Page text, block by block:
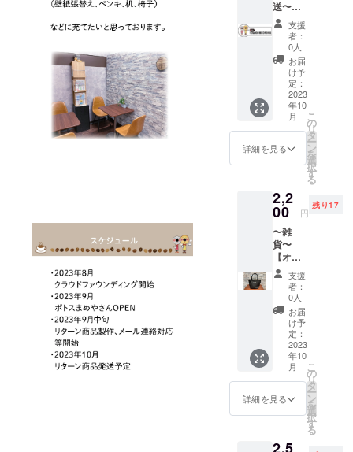
期限：
2023年
12月22
日(金)＞
承くだ
さいま
せ。 ※
賞味期
限（豆
の状
態）：
焙煎日
から未
開封で
3ヶ月、
開封後
1ヶ月ほ
ど（到
なるべ
く早め
にお飲
みいた
だきま
すよう
おすす
めしま
す。
ルや注
意書き
をご確
認くだ
さい。
※実際に
お届け
するリ
ターン
とパッ
ケージ
等のデ
ザイン
が異な
があり
ますの
で、あ
らかじ
めご了
承くだ
さいま
せ。 ※
賞味期
限（豆
の状
態）：
焙煎日
から未
開封で
3ヶ月、
開封後
1ヶ月ほ
ど（到
なるべ
りま
す。ご
了承く
ださい
ませ。
※原材料
等の食
品表示
はお届
け商品
ルに表
記され
商品開
封前に
は必ず
リター
ンに貼
付され
たラベ
ルや注
意書き
をご確
認くだ
さい。
※賞味期
限：焙
煎日か
ら未開
封で3ヶ
月、開
封後1〜
ど（ご
日(金)ま
で＞ ※
発送日
に焙煎
しま
す。 ※
郵便受
けに配
達され
ます。
ター
パック
予定）
※返品は
できま
せん。
※焙煎前
の200g
になり
ます。
焙煎後
は水分
等が減
ること
により
15％〜
20％減
す。ご
了承く
ませ。
だきま
す。 10
月以降
の受取
日をご
指定く
ださ
い。
（営業
時間：
11：
00〜
日焙煎
したも
のをお
渡しい
たしま
す。 ※
返品は
できま
せん。
※焙煎前
の200g
になり
ます。
焙煎後
は水分
ること
により
メリカ
産の殻
付き
で、
ふっく
らした
大きめ
の粒で
優しい
味わい
です。
︎◇発送
ト終了
後、
にて確
認させ
ていた
だきま
す。
※10月中
旬以降
のお日
にちを
ご指定
くださ
い。＜
限：
2023年
付ける
ことが
できま
す。 ◇
サイ
ズ W
180mm
65mm
※屋外用
転写
シート
います
が、貼
り付け
る面の
ゴミ、
ホコ
リ、油
分は落
として
から貼
り付け
てくだ
さい。
汚れ等
がある
まま貼
ると、
ともあ
送〜
【ス
テッ
カー 1
枚】 ◇
車のリ
アガラ
スに貼
り付け
るタイ
プのス
テッ
カーで
す。 ◇
シート
ですの
で簡単
に貼り
付ける
ことが
できま
す。 ◇
サイ
ズ W
180mm
65mm
※屋外用
転写
シート
で耐候
が、貼
支援
者：
0人
お届
け予
定：
2023
年10
月
詳細を見る
こ
の
リ
タ
ー
ン
を
選
択
す
る
2,2
00 円
残り17
〜雑
貨〜
【オリ
ジナル
トート
バッ
ク】〜
店頭受
取〜※ク
ラウド
ファウ
ンディ
ング限
定価格
になり
ます。
のハン
支援
者：
0人
お届
け予
定：
2023
年10
月
詳細を見る
こ
の
リ
タ
ー
ン
を
選
択
す
る